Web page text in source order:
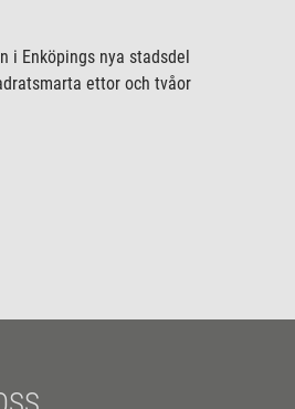
Enköpings nya stadsdel
ettor och tvåor